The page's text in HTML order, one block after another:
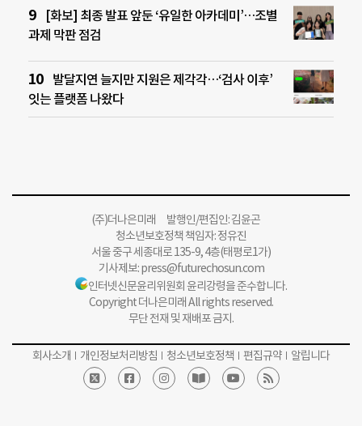
[화보] 최종 발표 앞둔 ‘유일한 아카데미’…조별
과제 막판 점검
발달지연 늘지만 지원은 제각각…‘검사 이후’
잇는 플랫폼 나왔다
(주)더나은미래 발행인/편집인: 김윤곤
청소년보호정책 책임자: 정유진
서울 중구 세종대로 135-9, 4층(태평로1가)
기사제보:press@futurechosun.com
인터넷신문윤리위원회 윤리강령을 준수합니다.
Copyright 더나은미래 All rights reserved.
무단 전재 및 재배포 금지.
회사소개 개인정보처리방침 청소년보호정책 편집규약 알립니다